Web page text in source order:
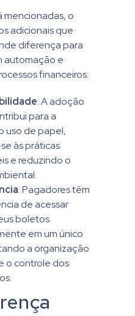
mencionadas, o
adicionais que
diferença para
automação e
financeiros:
: A adoção
para a
uso de papel,
às práticas
e reduzindo o
: Pagadores têm
de acessar
boletos
em um único
a organização
o controle dos